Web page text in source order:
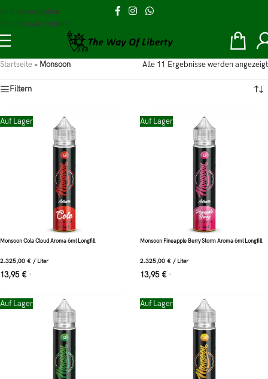
Skip to navigation
Skip to main content
Startseite » Monsoon Alle 11 Ergebnisse werden angezeigt
Filtern
Auf Lager
Monsoon Cola Cloud Aroma 6ml Longfill
2.325,00 € / Liter
13,95 € *
Auf Lager
Monsoon Pineapple Berry Storm Aroma 6ml Longfill
2.325,00 € / Liter
13,95 € *
Auf Lager Auf Lager